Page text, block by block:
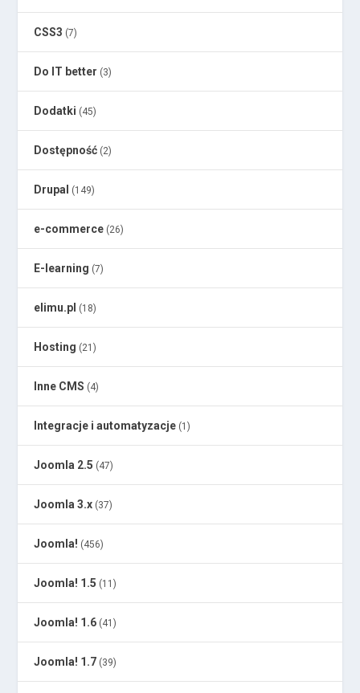
CSS3 (7)
Do IT better (3)
Dodatki (45)
Dostępność (2)
Drupal (149)
e-commerce (26)
E-learning (7)
elimu.pl (18)
Hosting (21)
Inne CMS (4)
Integracje i automatyzacje (1)
Joomla 2.5 (47)
Joomla 3.x (37)
Joomla! (456)
Joomla! 1.5 (11)
Joomla! 1.6 (41)
Joomla! 1.7 (39)